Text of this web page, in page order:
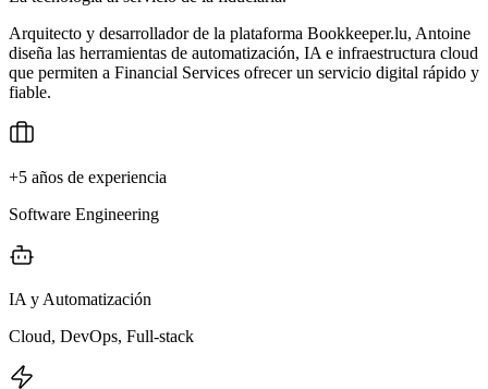
Arquitecto y desarrollador de la plataforma Bookkeeper.lu, Antoine
diseña las herramientas de automatización, IA e infraestructura cloud
que permiten a Financial Services ofrecer un servicio digital rápido y
fiable.
+5 años de experiencia
Software Engineering
IA y Automatización
Cloud, DevOps, Full-stack